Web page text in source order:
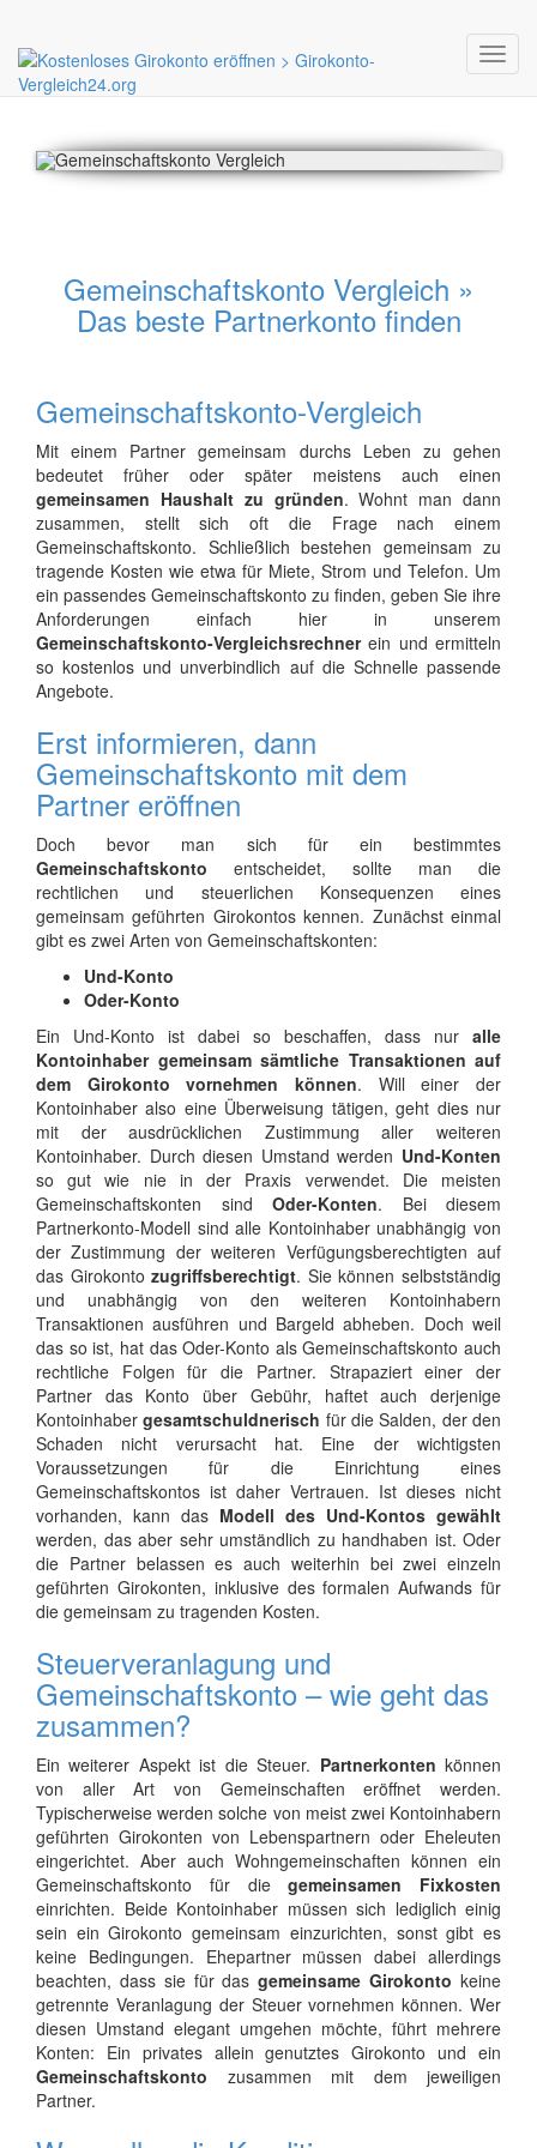
Gemeinschaftskonto Vergleich »
Das beste Partnerkonto finden
Gemeinschaftskonto-Vergleich
Mit einem Partner gemeinsam durchs Leben zu gehen
bedeutet früher oder später meistens auch einen
gemeinsamen Haushalt zu gründen. Wohnt man dann
zusammen, stellt sich oft die Frage nach einem
Gemeinschaftskonto. Schließlich bestehen gemeinsam zu
tragende Kosten wie etwa für Miete, Strom und Telefon. Um
ein passendes Gemeinschaftskonto zu finden, geben Sie ihre
Anforderungen einfach hier in unserem
Gemeinschaftskonto-Vergleichsrechnerein und ermitteln
so kostenlos und unverbindlich auf die Schnelle passende
Angebote.
Erst informieren, dann
Gemeinschaftskonto mit dem
Partner eröffnen
Doch bevor man sich für ein bestimmtes
Gemeinschaftskonto entscheidet, sollte man die
rechtlichen und steuerlichen Konsequenzen eines
gemeinsam geführten Girokontos kennen. Zunächst einmal
gibt es zwei Arten von Gemeinschaftskonten:
Und-Konto
Oder-Konto
Ein Und-Konto ist dabei so beschaffen, dass nur alle
Kontoinhaber gemeinsam sämtliche Transaktionen auf
dem Girokonto vornehmen können. Will einer der
Kontoinhaber also eine Überweisung tätigen, geht dies nur
mit der ausdrücklichen Zustimmung aller weiteren
Kontoinhaber. Durch diesen Umstand werden Und-Konten
so gut wie nie in der Praxis verwendet. Die meisten
Gemeinschaftskonten sind Oder-Konten. Bei diesem
Partnerkonto-Modell sind alle Kontoinhaber unabhängig von
der Zustimmung der weiteren Verfügungsberechtigten auf
das Girokontozugriffsberechtigt. Sie können selbstständig
und unabhängig von den weiteren Kontoinhabern
Transaktionen ausführen und Bargeld abheben. Doch weil
das so ist, hat das Oder-Konto als Gemeinschaftskonto auch
rechtliche Folgen für die Partner. Strapaziert einer der
Partner das Konto über Gebühr, haftet auch derjenige
Kontoinhabergesamtschuldnerisch für die Salden, der den
Schaden nicht verursacht hat. Eine der wichtigsten
Voraussetzungen für die Einrichtung eines
Gemeinschaftskontos ist daher Vertrauen. Ist dieses nicht
vorhanden, kann das Modell des Und-Kontos gewählt
werden, das aber sehr umständlich zu handhaben ist. Oder
die Partner belassen es auch weiterhin bei zwei einzeln
geführten Girokonten, inklusive des formalen Aufwands für
die gemeinsam zu tragenden Kosten.
Steuerveranlagung und
Gemeinschaftskonto – wie geht das
zusammen?
Ein weiterer Aspekt ist die Steuer. Partnerkonten können
von aller Art von Gemeinschaften eröffnet werden.
Typischerweise werden solche von meist zwei Kontoinhabern
geführten Girokonten von Lebenspartnern oder Eheleuten
eingerichtet. Aber auch Wohngemeinschaften können ein
Gemeinschaftskonto für diegemeinsamen Fixkosten
einrichten. Beide Kontoinhaber müssen sich lediglich einig
sein ein Girokonto gemeinsam einzurichten, sonst gibt es
keine Bedingungen. Ehepartner müssen dabei allerdings
beachten, dass sie für dasgemeinsame Girokonto keine
getrennte Veranlagung der Steuer vornehmen können. Wer
diesen Umstand elegant umgehen möchte, führt mehrere
Konten: Ein privates allein genutztes Girokonto und ein
Gemeinschaftskonto zusammen mit dem jeweiligen
Partner.